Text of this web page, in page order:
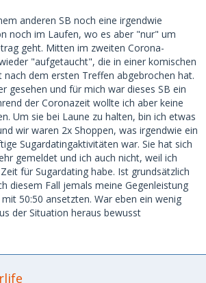
anderen SB noch eine irgendwie
noch im Laufen, wo es aber "nur" um
geht. Mitten im zweiten Corona-
"aufgetaucht", die in einer komischen
dem ersten Treffen abgebrochen hat.
gesehen und für mich war dieses SB ein
der Coronazeit wollte ich aber keine
Um sie bei Laune zu halten, bin ich etwas
wir waren 2x Shoppen, was irgendwie ein
Sugardatingaktivitäten war. Sie hat sich
gemeldet und ich auch nicht, weil ich
für Sugardating habe. Ist grundsätzlich
diesem Fall jemals meine Gegenleistung
50:50 ansetzten. War eben ein wenig
der Situation heraus bewusst